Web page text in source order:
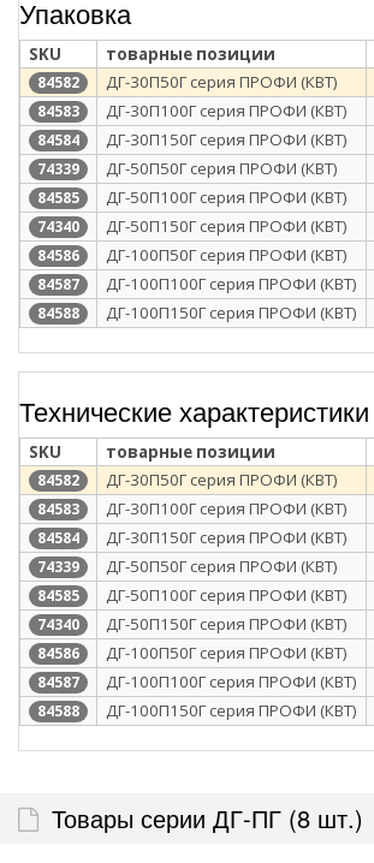
Упаковка
SKU товарные позиции
84582 ДГ-30П50Г серия ПРОФИ (КВТ)
84583 ДГ-30П100Г серия ПРОФИ (КВТ)
84584 ДГ-30П150Г серия ПРОФИ (КВТ)
74339 ДГ-50П50Г серия ПРОФИ (КВТ)
84585 ДГ-50П100Г серия ПРОФИ (КВТ)
74340 ДГ-50П150Г серия ПРОФИ (КВТ)
84586 ДГ-100П50Г серия ПРОФИ (КВТ)
84587 ДГ-100П100Г серия ПРОФИ (КВТ)
84588 ДГ-100П150Г серия ПРОФИ (КВТ)
Технические характеристики
SKU товарные позиции
84582 ДГ-30П50Г серия ПРОФИ (КВТ)
84583 ДГ-30П100Г серия ПРОФИ (КВТ)
84584 ДГ-30П150Г серия ПРОФИ (КВТ)
74339 ДГ-50П50Г серия ПРОФИ (КВТ)
84585 ДГ-50П100Г серия ПРОФИ (КВТ)
74340 ДГ-50П150Г серия ПРОФИ (КВТ)
84586 ДГ-100П50Г серия ПРОФИ (КВТ)
84587 ДГ-100П100Г серия ПРОФИ (КВТ)
84588 ДГ-100П150Г серия ПРОФИ (КВТ)
Товары серии ДГ-ПГ (8 шт.)